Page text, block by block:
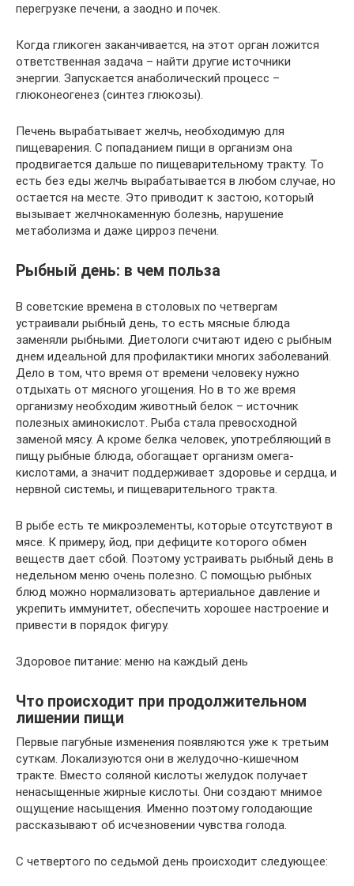
перегрузке печени, а заодно и почек.
Когда гликоген заканчивается, на этот орган ложится
ответственная задача – найти другие источники
энергии. Запускается анаболический процесс –
глюконеогенез (синтез глюкозы).
Печень вырабатывает желчь, необходимую для
пищеварения. С попаданием пищи в организм она
продвигается дальше по пищеварительному тракту. То
есть без еды желчь вырабатывается в любом случае, но
остается на месте. Это приводит к застою, который
вызывает желчнокаменную болезнь, нарушение
метаболизма и даже цирроз печени.
Рыбный день: в чем польза
В советские времена в столовых по четвергам
устраивали рыбный день, то есть мясные блюда
заменяли рыбными. Диетологи считают идею с рыбным
днем идеальной для профилактики многих заболеваний.
Дело в том, что время от времени человеку нужно
отдыхать от мясного угощения. Но в то же время
организму необходим животный белок – источник
полезных аминокислот. Рыба стала превосходной
заменой мясу. А кроме белка человек, употребляющий в
пищу рыбные блюда, обогащает организм омега-
кислотами, а значит поддерживает здоровье и сердца, и
нервной системы, и пищеварительного тракта.
В рыбе есть те микроэлементы, которые отсутствуют в
мясе. К примеру, йод, при дефиците которого обмен
веществ дает сбой. Поэтому устраивать рыбный день в
недельном меню очень полезно. С помощью рыбных
блюд можно нормализовать артериальное давление и
укрепить иммунитет, обеспечить хорошее настроение и
привести в порядок фигуру.
Здоровое питание: меню на каждый день
Что происходит при продолжительном
лишении пищи
Первые пагубные изменения появляются уже к третьим
суткам. Локализуются они в желудочно-кишечном
тракте. Вместо соляной кислоты желудок получает
ненасыщенные жирные кислоты. Они создают мнимое
ощущение насыщения. Именно поэтому голодающие
рассказывают об исчезновении чувства голода.
С четвертого по седьмой день происходит следующее: